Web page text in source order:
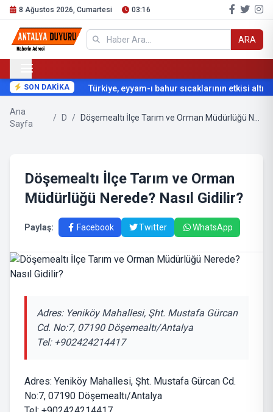
8 Ağustos 2026, Cumartesi 03:16
ARA
SON DAKİKA Türkiye, eyyam-ı bahur sıcaklarının etkisi
Ana
Sayfa
/ D /
Döşemealtı İlçe Tarım ve Orman
Müdürlüğü Nerede? Nasıl Gidilir?
Paylaş: Facebook Twitter WhatsApp
Adres: Yeniköy Mahallesi, Şht. Mustafa Gürcan
Cd. No:7, 07190 Döşemealtı/Antalya
Tel: +902424214417
Adres: Yeniköy Mahallesi, Şht. Mustafa Gürcan Cd.
No:7, 07190 Döşemealtı/Antalya